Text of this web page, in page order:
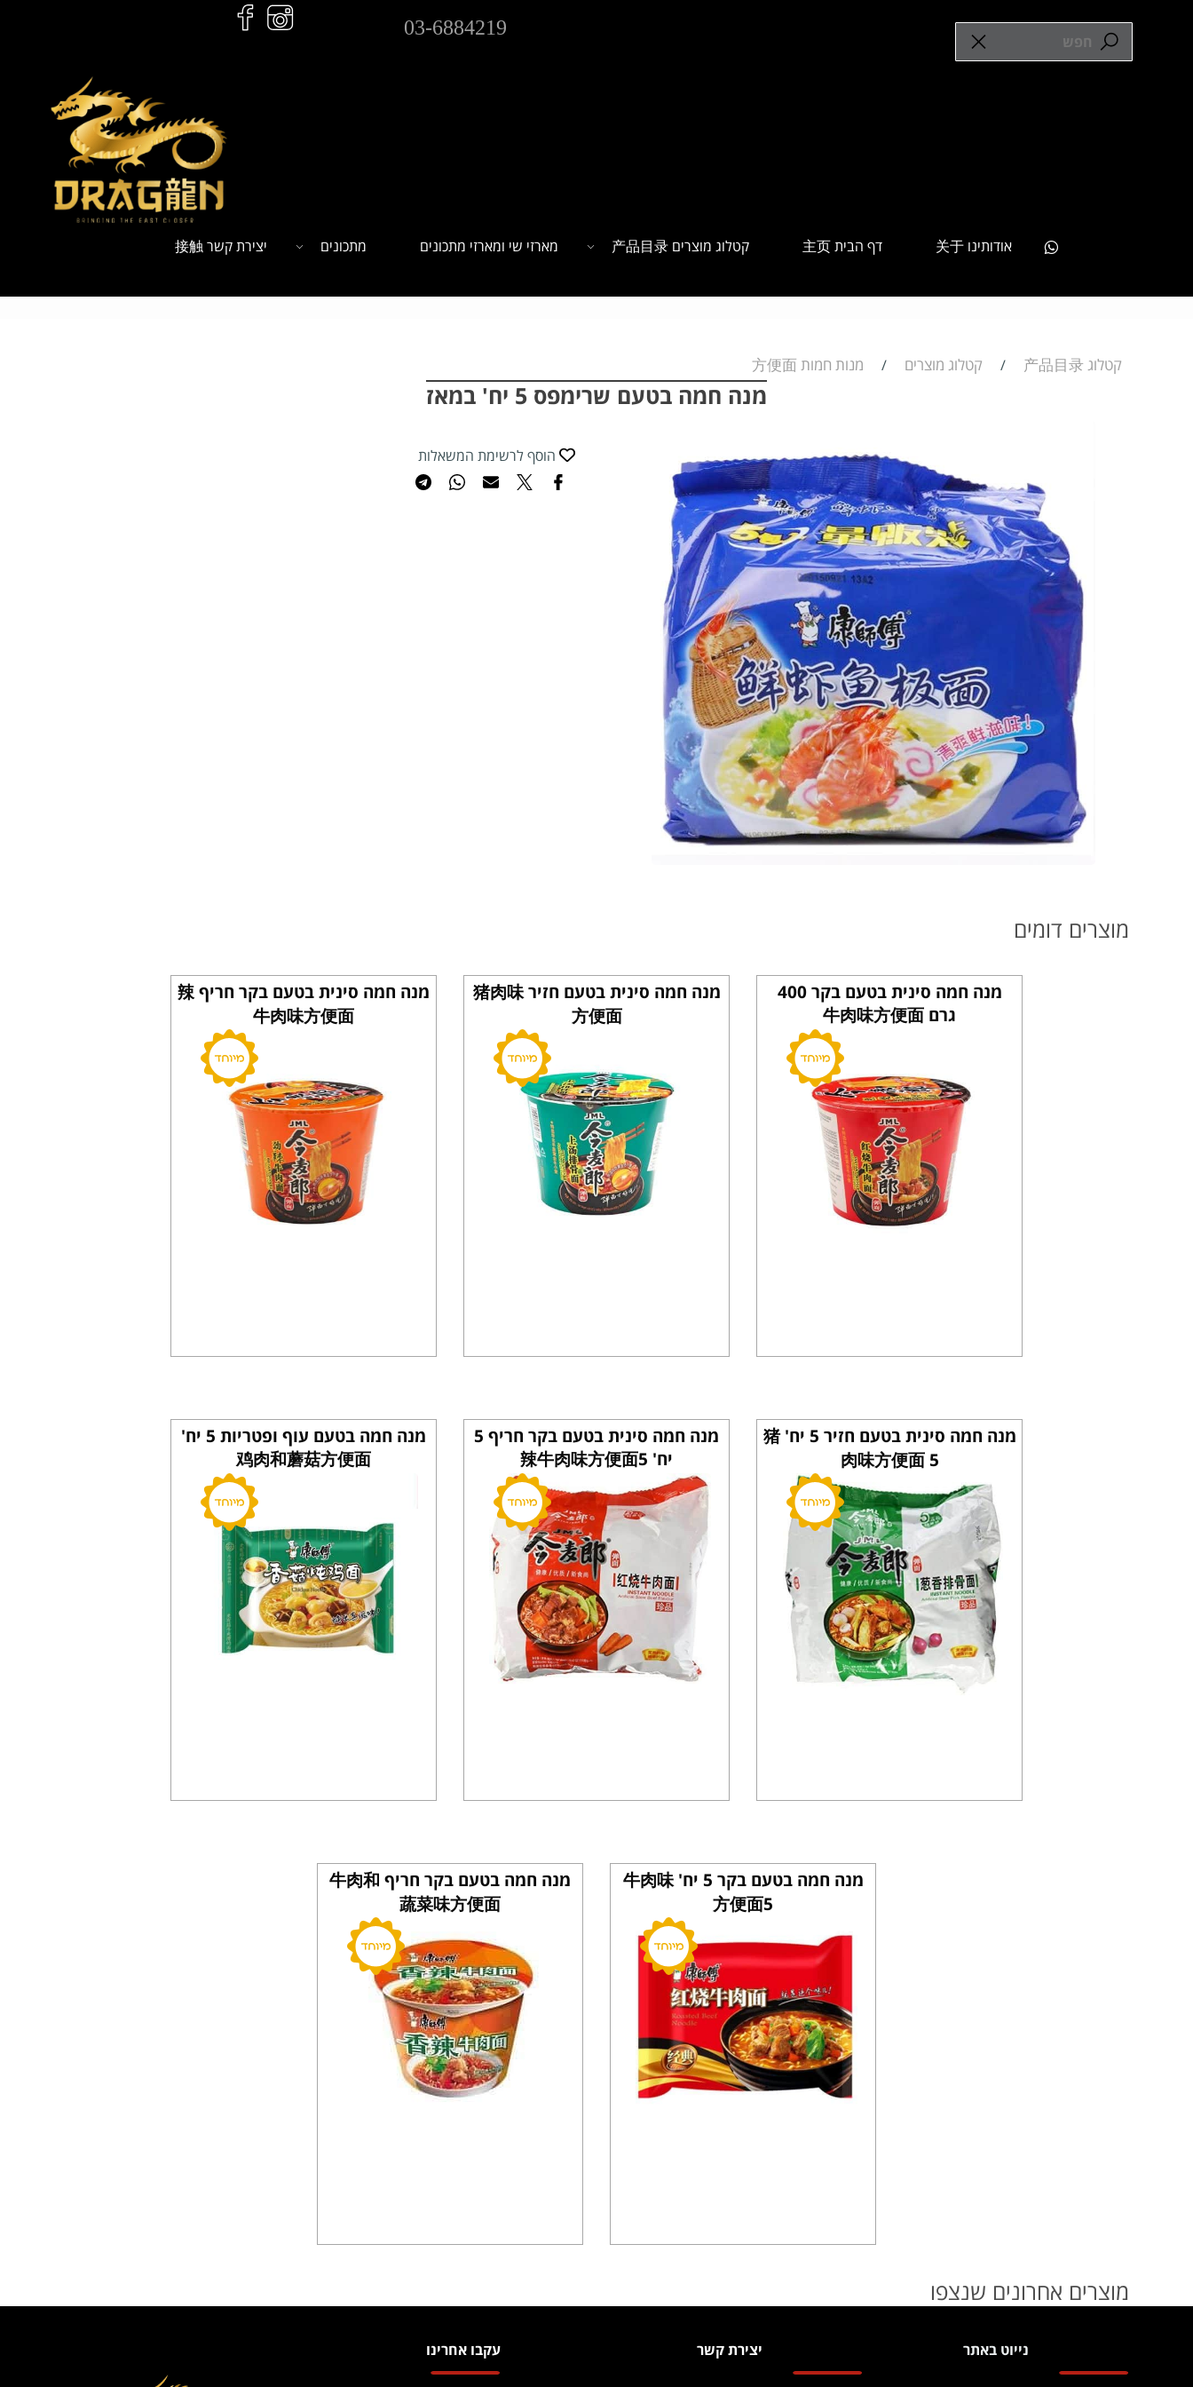
03-6884219
אודותינו 关于 דף הבית 主页 קטלוג מוצרים 产品目录 מארזי שי ומארזי מתכונים מתכונים יצירת קשר 接触
קטלוג 产品目录 / קטלוג מוצרים / מנות חמות 方便面
מנה חמה בטעם שרימפס 5 יח' במאז
הוסף לרשימת המשאלות
מוצרים דומים
מנה חמה סינית בטעם בקר 400
גרם 牛肉味方便面
מנה חמה סינית בטעם חזיר 猪肉味
方便面
מנה חמה סינית בטעם בקר חריף 辣
牛肉味方便面
מנה חמה סינית בטעם חזיר 5 יח' 猪
肉味方便面 5
מנה חמה סינית בטעם בקר חריף 5
יח' 辣牛肉味方便面5
מנה חמה בטעם עוף ופטריות 5 יח'
鸡肉和蘑菇方便面
מנה חמה בטעם בקר 5 יח' 牛肉味
方便面5
מנה חמה בטעם בקר חריף 牛肉和
蔬菜味方便面
מוצרים אחרונים שנצפו
נייוט באתר יצירת קשר עקבו אחרינו